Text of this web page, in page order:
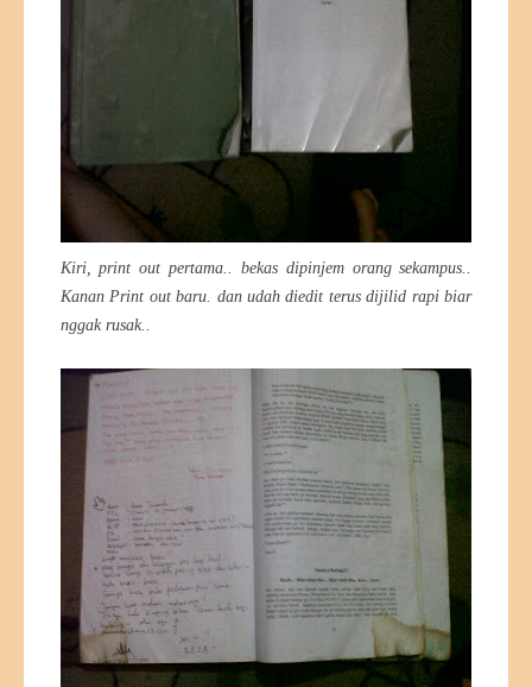
Kiri, print out pertama.. bekas dipinjem orang sekampus..
Kanan Print out baru. dan udah diedit terus dijilid rapi biar
nggak rusak..